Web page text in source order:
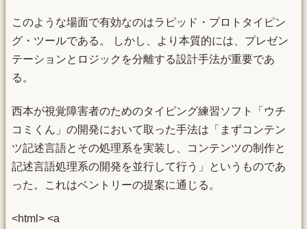
このような場面で有効なのはラピッド・プロトタイピン
グ・ツールである。 しかし、より本質的には、プレゼン
テーションとロジックを分離する設計手法が重要であ
る。
西本が視覚障害者のためのタイピング練習ソフト「ウチ
コミくん」の開発において取った手法は「まずコンテン
ツ記述言語とその処理系を実装し、コンテンツの制作と
記述言語処理系の開発を並行して行う」というものであ
った。これはベントリーの提案に通じる。
<html> <a